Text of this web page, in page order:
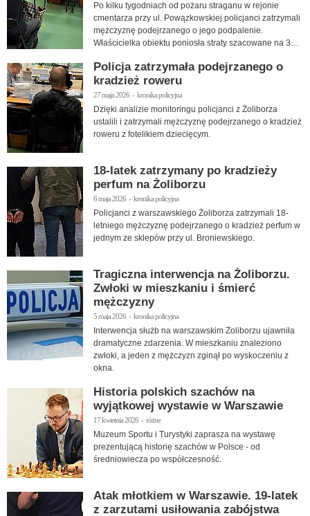
Po kilku tygodniach od pożaru straganu w rejonie
cmentarza przy ul. Powązkowskiej policjanci zatrzymali
mężczyznę podejrzanego o jego podpalenie.
Właścicielka obiektu poniosła straty szacowane na 30
Policja zatrzymała podejrzanego o
kradzież roweru
27 maja 2026 › kronika policyjna
Dzięki analizie monitoringu policjanci z Żoliborza
ustalili i zatrzymali mężczyznę podejrzanego o kradzież
roweru z fotelikiem dziecięcym.
18-latek zatrzymany po kradzieży
perfum na Żoliborzu
6 maja 2026 › kronika policyjna
Policjanci z warszawskiego Żoliborza zatrzymali 18-
letniego mężczyznę podejrzanego o kradzież perfum w
jednym ze sklepów przy ul. Broniewskiego.
Tragiczna interwencja na Żoliborzu.
Zwłoki w mieszkaniu i śmierć
mężczyzny
5 maja 2026 › kronika policyjna
Interwencja służb na warszawskim Żoliborzu ujawniła
dramatyczne zdarzenia. W mieszkaniu znaleziono
zwłoki, a jeden z mężczyzn zginął po wyskoczeniu z
okna.
Historia polskich szachów na
wyjątkowej wystawie w Warszawie
17 kwietnia 2026 › różne
Muzeum Sportu i Turystyki zaprasza na wystawę
prezentującą historię szachów w Polsce - od
średniowiecza po współczesność.
Atak młotkiem w Warszawie. 19-latek
z zarzutami usiłowania zabójstwa